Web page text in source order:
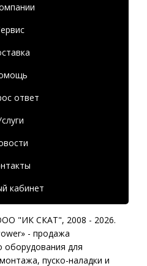
ответ
кабинет
"ИК СКАТ", 2008 - 2026.
- продажа
оборудования для
пуско-наладки и